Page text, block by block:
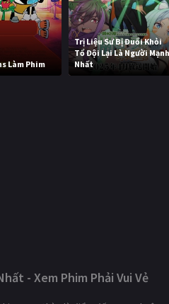
Làm Phim
Trị Liệu Sư Bị Đuổi Khỏi
Tổ Đội Lại Là Người Mạnh
Nhất
- Xem Phim Phải Vui Vẻ